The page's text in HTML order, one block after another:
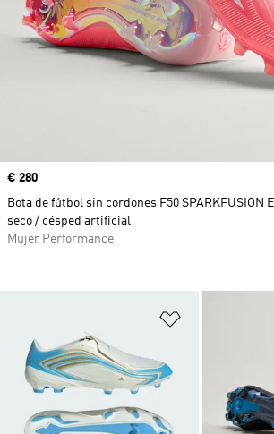
Precio
€ 280
Bota de fútbol sin cordones F50 SPARKFUSION
seco / césped artificial
Mujer Performance